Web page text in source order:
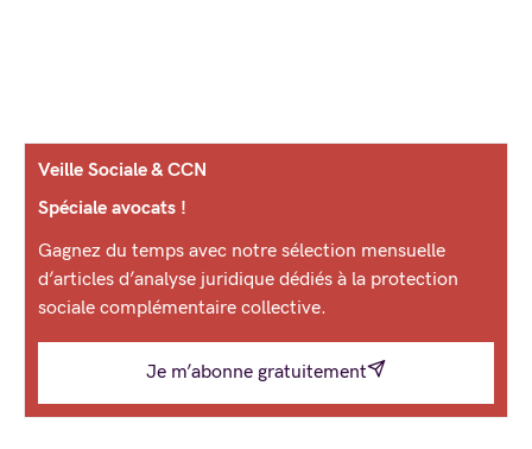
Veille Sociale & CCN
Spéciale avocats !
Gagnez du temps avec notre sélection mensuelle
d’articles d’analyse juridique dédiés à la protection
sociale complémentaire collective.
Je m’abonne gratuitement